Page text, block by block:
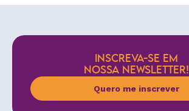
INSCREVA-SE EM
NOSSA NEWSLETTER!
Quero me inscrever